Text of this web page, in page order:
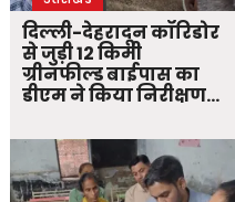
दिल्ली-देहरादून कॉरिडोर
से जुड़ी 12 किमी
ग्रीनफील्ड बाईपास का
डीएम ने किया निरीक्षण…